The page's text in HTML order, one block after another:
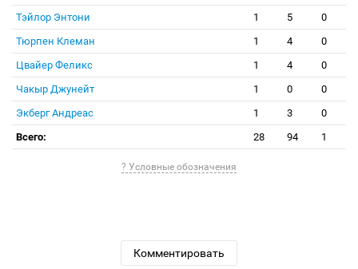
Тэйлор Энтони
1 5
0
Тюрпен Клеман
1 4
0
Цвайер Феликс
1 4
0
Чакыр Джунейт
1 0
0
Экберг Андреас
1 3
0
Всего:
28 94 1
? Условные обозначения
Комментировать